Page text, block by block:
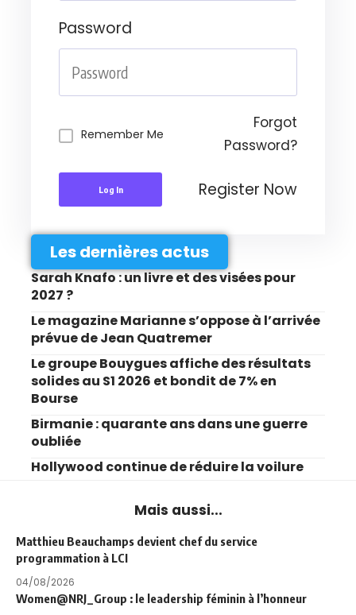
Password
Remember Me
Forgot
Password?
Log In Register Now
Les dernières actus
Sarah Knafo : un livre et des visées pour
2027 ?
Le magazine Marianne s’oppose à l’arrivée
prévue de Jean Quatremer
Le groupe Bouygues affiche des résultats
solides au S1 2026 et bondit de 7% en
Bourse
Birmanie : quarante ans dans une guerre
oubliée
Hollywood continue de réduire la voilure
Mais aussi...
Matthieu Beauchamps devient chef du service
programmation à LCI
04/08/2026
Women@NRJ_Group : le leadership féminin à l’honneur